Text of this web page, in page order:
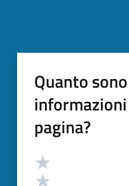
Quanto
pagina?
Valutazione